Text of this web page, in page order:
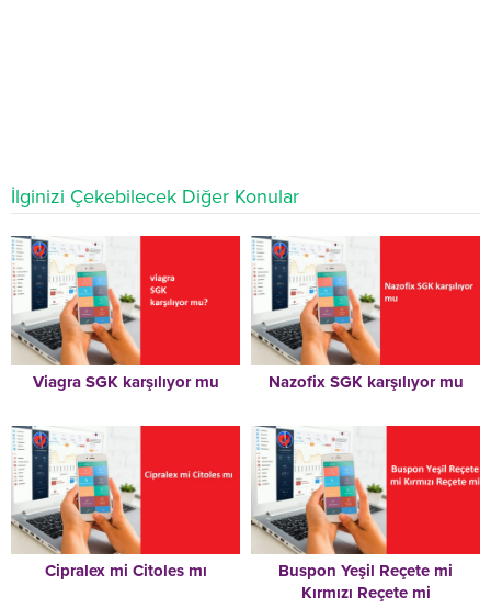
İlginizi Çekebilecek Diğer Konular
Viagra SGK karşılıyor mu Nazofix SGK karşılıyor mu
Cipralex mi Citoles mı
Buspon Yeşil Reçete mi
Kırmızı Reçete mi